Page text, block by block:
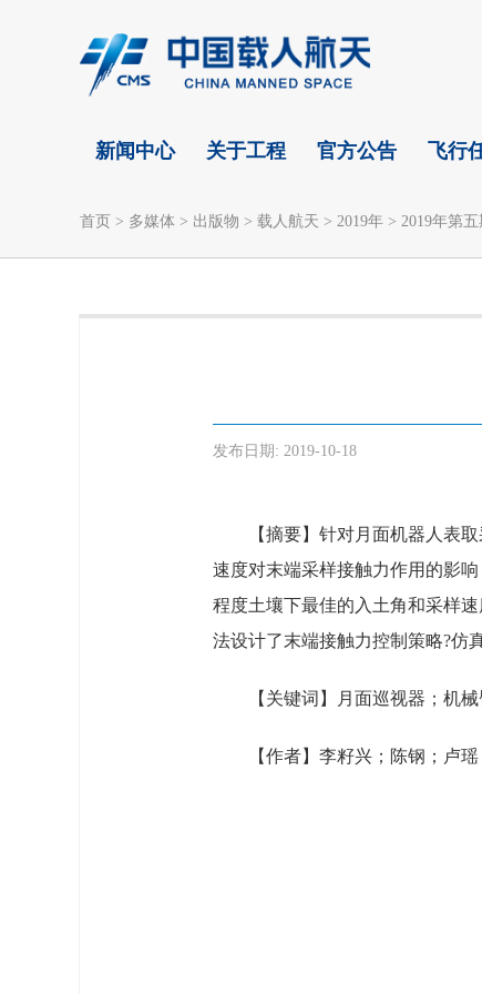
新闻中心 关于工程 官方公告 飞行
首页 > 多媒体 > 出版物 > 载人航天 > 2019年 > 2019年第五
发布日期: 2019-10-18
【摘要】针对月面机器人表
速度对末端采样接触力作用的影
程度土壤下最佳的入土角和采样
法设计了末端接触力控制策略?仿
【关键词】月面巡视器；机
【作者】李籽兴；陈钢；卢瑶